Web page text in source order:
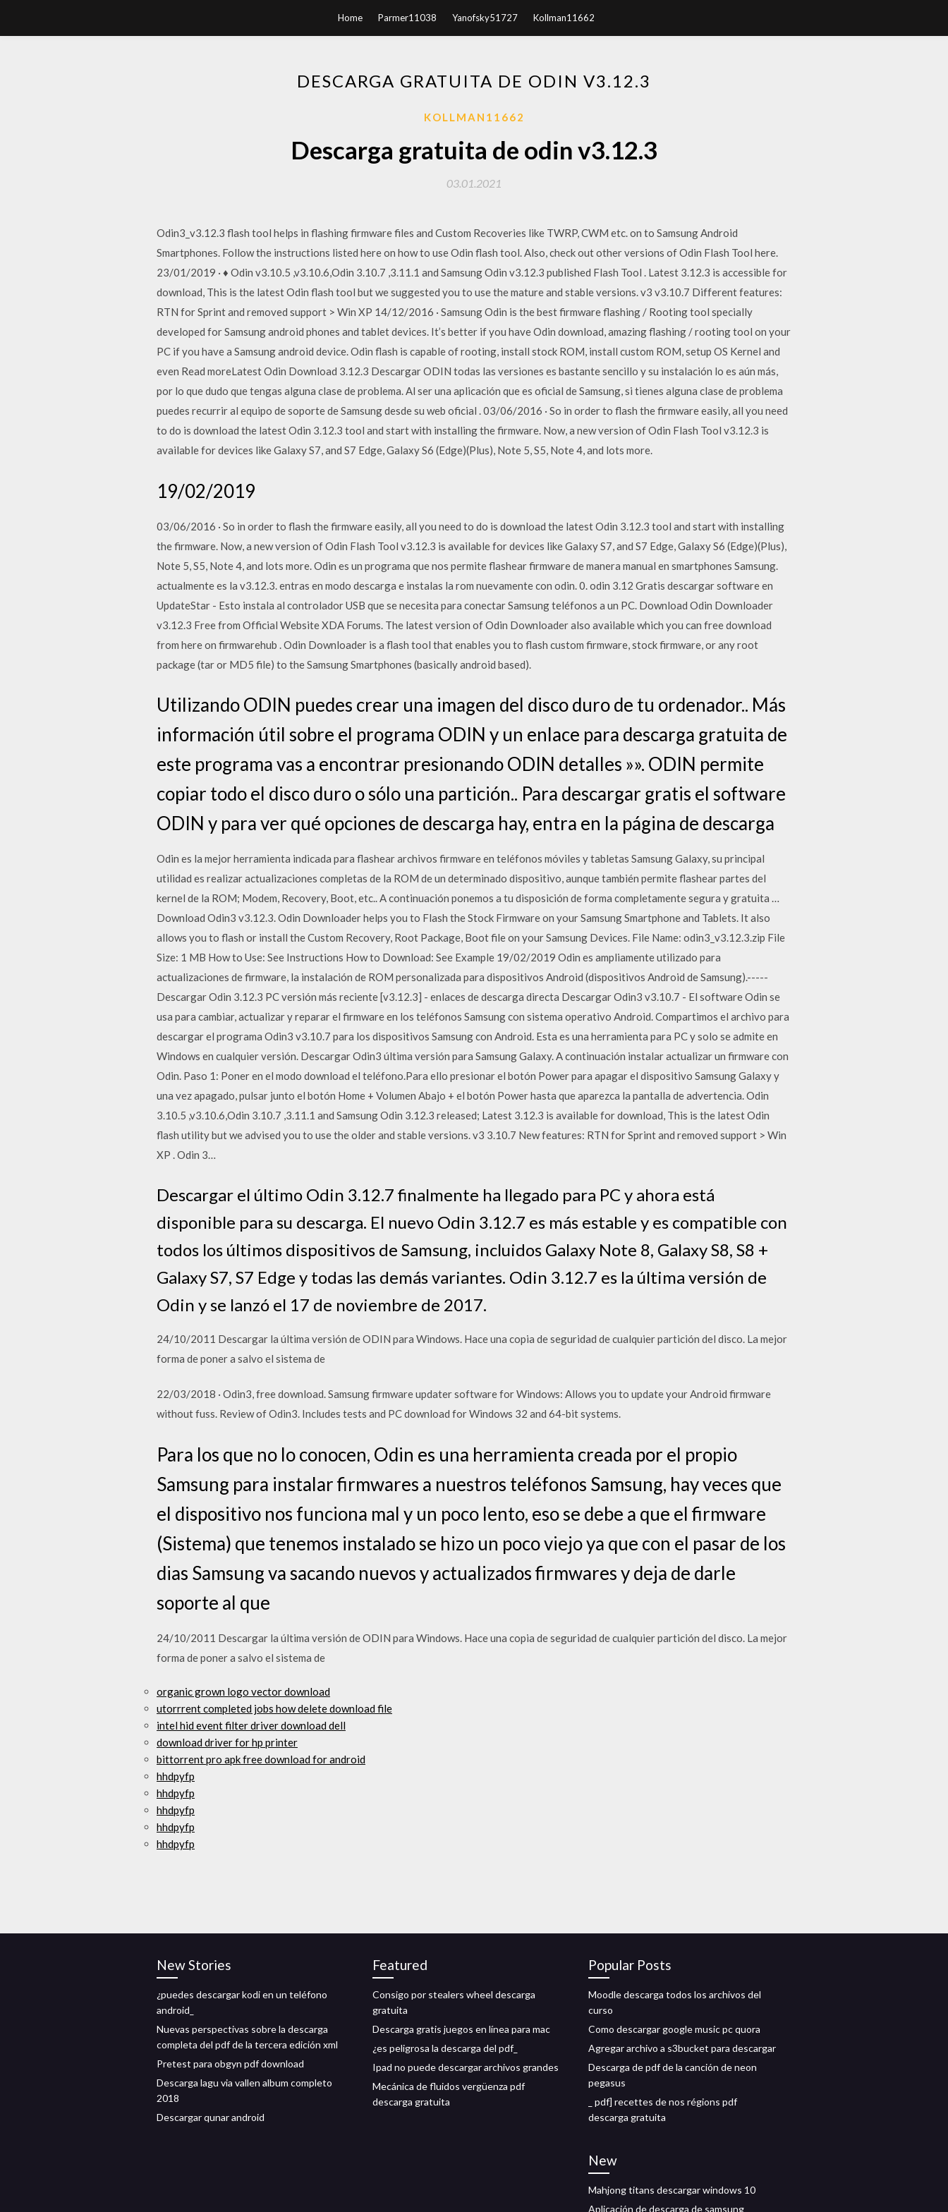
Home Parmer11038 Yanofsky51727 Kollman11662
DESCARGA GRATUITA DE ODIN V3.12.3
KOLLMAN11662
Descarga gratuita de odin v3.12.3
03.01.2021
Odin3_v3.12.3 flash tool helps in flashing firmware files and Custom Recoveries like TWRP, CWM etc. on to Samsung Android
Smartphones. Follow the instructions listed here on how to use Odin flash tool. Also, check out other versions of Odin Flash Tool here.
23/01/2019 · ♦ Odin v3.10.5 ,v3.10.6,Odin 3.10.7 ,3.11.1 and Samsung Odin v3.12.3 published Flash Tool . Latest 3.12.3 is accessible for
download, This is the latest Odin flash tool but we suggested you to use the mature and stable versions. v3 v3.10.7 Different features:
RTN for Sprint and removed support > Win XP 14/12/2016 · Samsung Odin is the best firmware flashing / Rooting tool specially
developed for Samsung android phones and tablet devices. It’s better if you have Odin download, amazing flashing / rooting tool on your
PC if you have a Samsung android device. Odin flash is capable of rooting, install stock ROM, install custom ROM, setup OS Kernel and
even Read moreLatest Odin Download 3.12.3 Descargar ODIN todas las versiones es bastante sencillo y su instalación lo es aún más,
por lo que dudo que tengas alguna clase de problema. Al ser una aplicación que es oficial de Samsung, si tienes alguna clase de problema
puedes recurrir al equipo de soporte de Samsung desde su web oficial . 03/06/2016 · So in order to flash the firmware easily, all you need
to do is download the latest Odin 3.12.3 tool and start with installing the firmware. Now, a new version of Odin Flash Tool v3.12.3 is
available for devices like Galaxy S7, and S7 Edge, Galaxy S6 (Edge)(Plus), Note 5, S5, Note 4, and lots more.
19/02/2019
03/06/2016 · So in order to flash the firmware easily, all you need to do is download the latest Odin 3.12.3 tool and start with installing
the firmware. Now, a new version of Odin Flash Tool v3.12.3 is available for devices like Galaxy S7, and S7 Edge, Galaxy S6 (Edge)(Plus),
Note 5, S5, Note 4, and lots more. Odin es un programa que nos permite flashear firmware de manera manual en smartphones Samsung.
actualmente es la v3.12.3. entras en modo descarga e instalas la rom nuevamente con odin. 0. odin 3.12 Gratis descargar software en
UpdateStar - Esto instala al controlador USB que se necesita para conectar Samsung teléfonos a un PC. Download Odin Downloader
v3.12.3 Free from Official Website XDA Forums. The latest version of Odin Downloader also available which you can free download
from here on firmwarehub . Odin Downloader is a flash tool that enables you to flash custom firmware, stock firmware, or any root
package (tar or MD5 file) to the Samsung Smartphones (basically android based).
Utilizando ODIN puedes crear una imagen del disco duro de tu ordenador.. Más
información útil sobre el programa ODIN y un enlace para descarga gratuita de
este programa vas a encontrar presionando ODIN detalles »». ODIN permite
copiar todo el disco duro o sólo una partición.. Para descargar gratis el software
ODIN y para ver qué opciones de descarga hay, entra en la página de descarga
Odin es la mejor herramienta indicada para flashear archivos firmware en teléfonos móviles y tabletas Samsung Galaxy, su principal
utilidad es realizar actualizaciones completas de la ROM de un determinado dispositivo, aunque también permite flashear partes del
kernel de la ROM; Modem, Recovery, Boot, etc.. A continuación ponemos a tu disposición de forma completamente segura y gratuita …
Download Odin3 v3.12.3. Odin Downloader helps you to Flash the Stock Firmware on your Samsung Smartphone and Tablets. It also
allows you to flash or install the Custom Recovery, Root Package, Boot file on your Samsung Devices. File Name: odin3_v3.12.3.zip File
Size: 1 MB How to Use: See Instructions How to Download: See Example 19/02/2019 Odin es ampliamente utilizado para
actualizaciones de firmware, la instalación de ROM personalizada para dispositivos Android (dispositivos Android de Samsung).-----
Descargar Odin 3.12.3 PC versión más reciente [v3.12.3] - enlaces de descarga directa Descargar Odin3 v3.10.7 - El software Odin se
usa para cambiar, actualizar y reparar el firmware en los teléfonos Samsung con sistema operativo Android. Compartimos el archivo para
descargar el programa Odin3 v3.10.7 para los dispositivos Samsung con Android. Esta es una herramienta para PC y solo se admite en
Windows en cualquier versión. Descargar Odin3 última versión para Samsung Galaxy. A continuación instalar actualizar un firmware con
Odin. Paso 1: Poner en el modo download el teléfono.Para ello presionar el botón Power para apagar el dispositivo Samsung Galaxy y
una vez apagado, pulsar junto el botón Home + Volumen Abajo + el botón Power hasta que aparezca la pantalla de advertencia. Odin
3.10.5 ,v3.10.6,Odin 3.10.7 ,3.11.1 and Samsung Odin 3.12.3 released; Latest 3.12.3 is available for download, This is the latest Odin
flash utility but we advised you to use the older and stable versions. v3 3.10.7 New features: RTN for Sprint and removed support > Win
XP . Odin 3…
Descargar el último Odin 3.12.7 finalmente ha llegado para PC y ahora está
disponible para su descarga. El nuevo Odin 3.12.7 es más estable y es compatible con
todos los últimos dispositivos de Samsung, incluidos Galaxy Note 8, Galaxy S8, S8 +
Galaxy S7, S7 Edge y todas las demás variantes. Odin 3.12.7 es la última versión de
Odin y se lanzó el 17 de noviembre de 2017.
24/10/2011 Descargar la última versión de ODIN para Windows. Hace una copia de seguridad de cualquier partición del disco. La mejor
forma de poner a salvo el sistema de
22/03/2018 · Odin3, free download. Samsung firmware updater software for Windows: Allows you to update your Android firmware
without fuss. Review of Odin3. Includes tests and PC download for Windows 32 and 64-bit systems.
Para los que no lo conocen, Odin es una herramienta creada por el propio
Samsung para instalar firmwares a nuestros teléfonos Samsung, hay veces que
el dispositivo nos funciona mal y un poco lento, eso se debe a que el firmware
(Sistema) que tenemos instalado se hizo un poco viejo ya que con el pasar de los
dias Samsung va sacando nuevos y actualizados firmwares y deja de darle
soporte al que
24/10/2011 Descargar la última versión de ODIN para Windows. Hace una copia de seguridad de cualquier partición del disco. La mejor
forma de poner a salvo el sistema de
organic grown logo vector download
utorrrent completed jobs how delete download file
intel hid event filter driver download dell
download driver for hp printer
bittorrent pro apk free download for android
hhdpyfp
hhdpyfp
hhdpyfp
hhdpyfp
hhdpyfp
New Stories
¿puedes descargar kodi en un teléfono
android_
Nuevas perspectivas sobre la descarga
completa del pdf de la tercera edición xml
Pretest para obgyn pdf download
Descarga lagu via vallen album completo
2018
Descargar qunar android
Featured
Consigo por stealers wheel descarga
gratuita
Descarga gratis juegos en línea para mac
¿es peligrosa la descarga del pdf_
Ipad no puede descargar archivos grandes
Mecánica de fluidos vergüenza pdf
descarga gratuita
Popular Posts
Moodle descarga todos los archivos del
curso
Como descargar google music pc quora
Agregar archivo a s3bucket para descargar
Descarga de pdf de la canción de neon
pegasus
_ pdf] recettes de nos régions pdf
descarga gratuita
New
Mahjong titans descargar windows 10
Aplicación de descarga de samsung